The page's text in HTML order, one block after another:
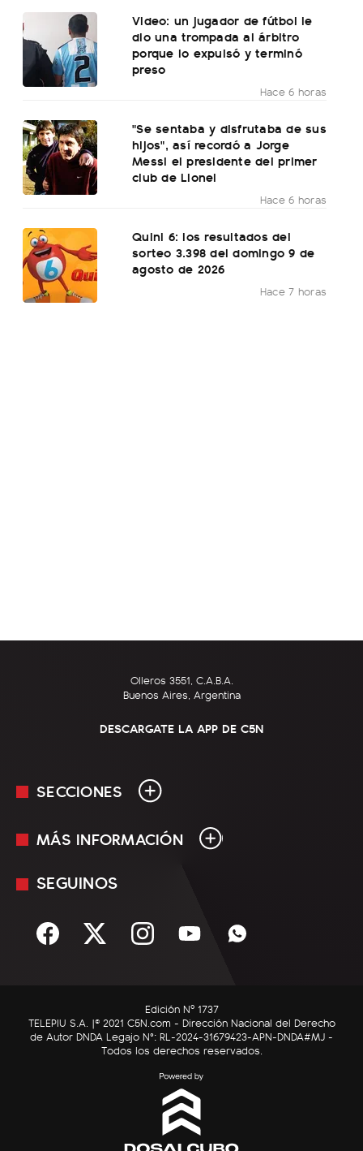
Video: un jugador de fútbol le
dio una trompada al árbitro
porque lo expulsó y terminó
preso
Hace 6 horas
"Se sentaba y disfrutaba de sus
hijos", así recordó a Jorge
Messi el presidente del primer
club de Lionel
Hace 6 horas
Quini 6: los resultados del
sorteo 3.398 del domingo 9 de
agosto de 2026
Hace 7 horas
Olleros 3551, C.A.B.A.
Buenos Aires, Argentina
DESCARGATE LA APP DE C5N
SECCIONES
En Vivo
Sociedad
C5N Autos
RatingCero
MÁS INFORMACIÓN
Mediakit
Términos y condiciones
SEGUINOS
Edición Nº 1737
TELEPIU S.A. |© 2021 C5N.com - Dirección Nacional del Derecho
de Autor DNDA Legajo N°: RL-2024-31679423-APN-DNDA#MJ -
Todos los derechos reservados.